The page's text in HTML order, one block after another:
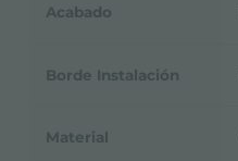
Acabado
Borde Instalación
Material